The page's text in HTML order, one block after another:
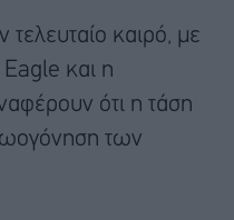
τελευταίο καιρό, με
και η
ότι η τάση
των